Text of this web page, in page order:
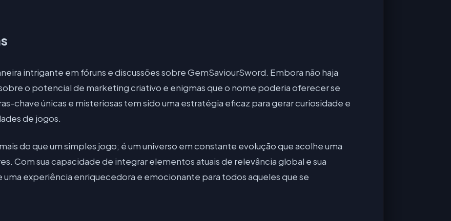
intrigante em fóruns e discussões sobre GemSaviourSword. Embora não haja
o potencial de marketing criativo e enigmas que o nome poderia oferecer se
chave únicas e misteriosas tem sido uma estratégia eficaz para gerar curiosidade e
de jogos.
do que um simples jogo; é um universo em constante evolução que acolhe uma
Com sua capacidade de integrar elementos atuais de relevância global e sua
experiência enriquecedora e emocionante para todos aqueles que se